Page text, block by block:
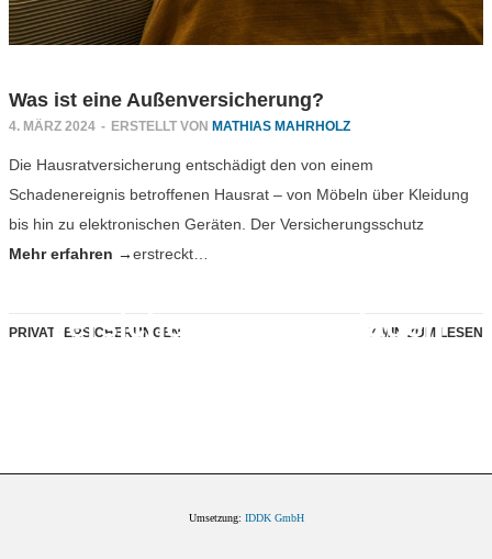
Versicherungsunterlagen
Was ist eine Außenversicherung?
4. MÄRZ 2024 - ERSTELLT VON MATHIAS MAHRHOLZ
Die Hausratversicherung entschädigt den von einem
Schadenereignis betroffenen Hausrat – von Möbeln über Kleidung
bis hin zu elektronischen Geräten. Der Versicherungsschutz
erstreckt…
Mehr erfahren →
PRIVATVERSICHERUNGEN 7 MIN ZUM LESEN
Umsetzung: IDDK GmbH